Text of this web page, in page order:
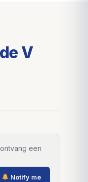
V
een
Notify me